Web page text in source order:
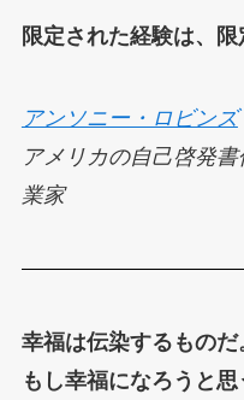
限定された経験は、限
アンソニー・ロビンズ
アメリカの自己啓発
業家
幸福は伝染するものだ
もし幸福になろうと